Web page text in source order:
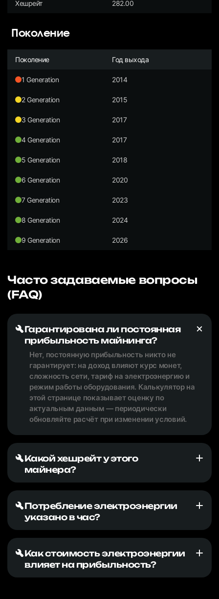
Хешрейт 282.00
Поколение
Поколение Год выхода
1 Generation 2014
2 Generation 2015
3 Generation 2017
4 Generation 2017
5 Generation 2018
6 Generation 2020
7 Generation 2023
8 Generation 2024
9 Generation 2026
Часто задаваемые вопросы
(FAQ)
Гарантирована ли постоянная
прибыльность майнинга?
Нет, постоянную прибыльность никто не
гарантирует: на доход влияют курс монет,
сложность сети, тариф на электроэнергию и
режим работы оборудования. Калькулятор на
этой странице показывает оценку по
актуальным данным — периодически
обновляйте расчёт при изменении условий.
Какой хешрейт у этого
майнера?
Потребление электроэнергии
указано в час?
Как стоимость электроэнергии
влияет на прибыльность?